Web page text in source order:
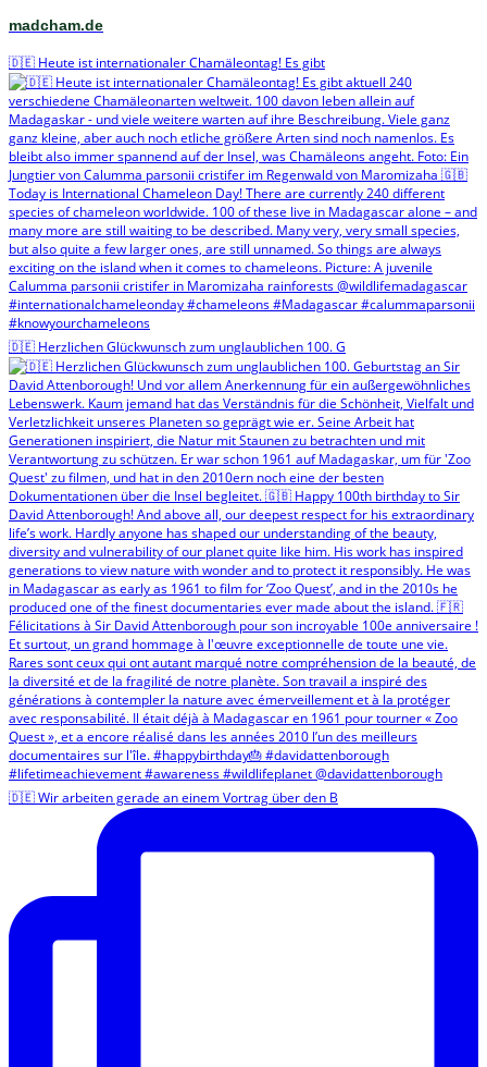
madcham.de
🇩🇪 Heute ist internationaler Chamäleontag! Es gibt
🇩🇪 Herzlichen Glückwunsch zum unglaublichen 100. G
🇩🇪 Wir arbeiten gerade an einem Vortrag über den B